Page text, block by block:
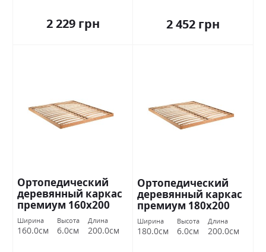
2 229 грн 2 452 грн
Ортопедический
деревянный каркас
премиум 160х200
Миромарк
Ширина
160.0см
Высота
6.0см
Длина
200.0см
Ортопедический
деревянный каркас
премиум 180х200
Миромарк
Ширина
180.0см
Высота
6.0см
Длина
200.0см